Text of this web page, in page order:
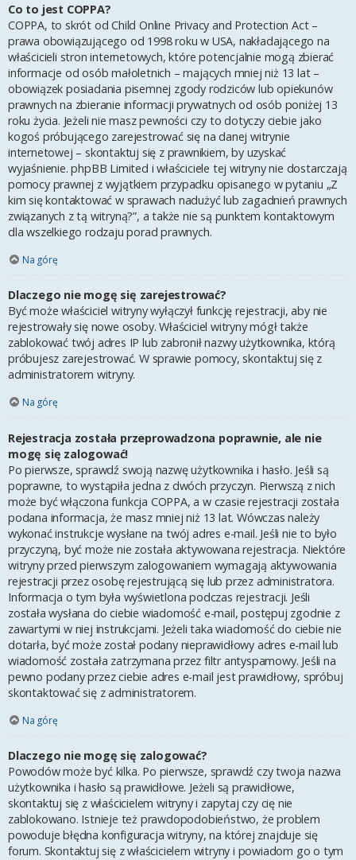
Co to jest COPPA?
COPPA, to skrót od Child Online Privacy and Protection Act –
prawa obowiązującego od 1998 roku w USA, nakładającego na
właścicieli stron internetowych, które potencjalnie mogą zbierać
informacje od osób małoletnich – mających mniej niż 13 lat –
obowiązek posiadania pisemnej zgody rodziców lub opiekunów
prawnych na zbieranie informacji prywatnych od osób poniżej 13
roku życia. Jeżeli nie masz pewności czy to dotyczy ciebie jako
kogoś próbującego zarejestrować się na danej witrynie
internetowej – skontaktuj się z prawnikiem, by uzyskać
wyjaśnienie. phpBB Limited i właściciele tej witryny nie dostarczają
pomocy prawnej z wyjątkiem przypadku opisanego w pytaniu „Z
kim się kontaktować w sprawach nadużyć lub zagadnień prawnych
związanych z tą witryną?”, a także nie są punktem kontaktowym
dla wszelkiego rodzaju porad prawnych.
Na górę
Dlaczego nie mogę się zarejestrować?
Być może właściciel witryny wyłączył funkcję rejestracji, aby nie
rejestrowały się nowe osoby. Właściciel witryny mógł także
zablokować twój adres IP lub zabronił nazwy użytkownika, którą
próbujesz zarejestrować. W sprawie pomocy, skontaktuj się z
administratorem witryny.
Na górę
Rejestracja została przeprowadzona poprawnie, ale nie
mogę się zalogować!
Po pierwsze, sprawdź swoją nazwę użytkownika i hasło. Jeśli są
poprawne, to wystąpiła jedna z dwóch przyczyn. Pierwszą z nich
może być włączona funkcja COPPA, a w czasie rejestracji została
podana informacja, że masz mniej niż 13 lat. Wówczas należy
wykonać instrukcje wysłane na twój adres e-mail. Jeśli nie to było
przyczyną, być może nie została aktywowana rejestracja. Niektóre
witryny przed pierwszym zalogowaniem wymagają aktywowania
rejestracji przez osobę rejestrującą się lub przez administratora.
Informacja o tym była wyświetlona podczas rejestracji. Jeśli
została wysłana do ciebie wiadomość e-mail, postępuj zgodnie z
zawartymi w niej instrukcjami. Jeżeli taka wiadomość do ciebie nie
dotarła, być może został podany nieprawidłowy adres e-mail lub
wiadomość została zatrzymana przez filtr antyspamowy. Jeśli na
pewno podany przez ciebie adres e-mail jest prawidłowy, spróbuj
skontaktować się z administratorem.
Na górę
Dlaczego nie mogę się zalogować?
Powodów może być kilka. Po pierwsze, sprawdź czy twoja nazwa
użytkownika i hasło są prawidłowe. Jeżeli są prawidłowe,
skontaktuj się z właścicielem witryny i zapytaj czy cię nie
zablokowano. Istnieje też prawdopodobieństwo, że problem
powoduje błędna konfiguracja witryny, na której znajduje się
forum. Skontaktuj się z właścicielem witryny i powiadom go o tym